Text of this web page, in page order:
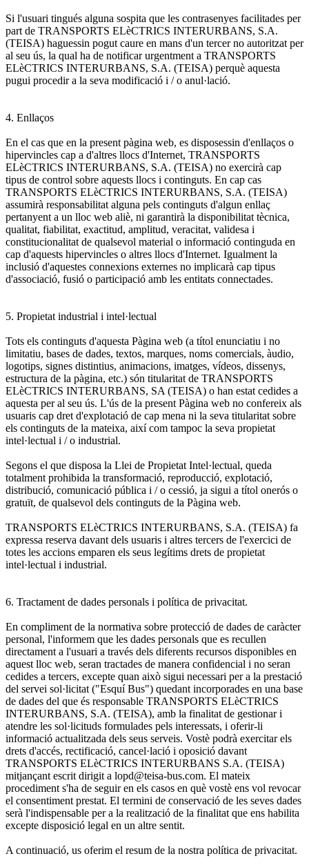
Si l'usuari tingués alguna sospita que les contrasenyes facilitades per
part de TRANSPORTS ELèCTRICS INTERURBANS, S.A.
(TEISA) haguessin pogut caure en mans d'un tercer no autoritzat per
al seu ús, la qual ha de notificar urgentment a TRANSPORTS
ELèCTRICS INTERURBANS, S.A. (TEISA) perquè aquesta
pugui procedir a la seva modificació i / o anul·lació.
4. Enllaços
En el cas que en la present pàgina web, es disposessin d'enllaços o
hipervincles cap a d'altres llocs d'Internet, TRANSPORTS
ELèCTRICS INTERURBANS, S.A. (TEISA) no exercirà cap
tipus de control sobre aquests llocs i continguts. En cap cas
TRANSPORTS ELèCTRICS INTERURBANS, S.A. (TEISA)
assumirà responsabilitat alguna pels continguts d'algun enllaç
pertanyent a un lloc web aliè, ni garantirà la disponibilitat tècnica,
qualitat, fiabilitat, exactitud, amplitud, veracitat, validesa i
constitucionalitat de qualsevol material o informació continguda en
cap d'aquests hipervincles o altres llocs d'Internet. Igualment la
inclusió d'aquestes connexions externes no implicarà cap tipus
d'associació, fusió o participació amb les entitats connectades.
5. Propietat industrial i intel·lectual
Tots els continguts d'aquesta Pàgina web (a títol enunciatiu i no
limitatiu, bases de dades, textos, marques, noms comercials, àudio,
logotips, signes distintius, animacions, imatges, vídeos, dissenys,
estructura de la pàgina, etc.) són titularitat de TRANSPORTS
ELèCTRICS INTERURBANS, SA (TEISA) o han estat cedides a
aquesta per al seu ús. L'ús de la present Pàgina web no confereix als
usuaris cap dret d'explotació de cap mena ni la seva titularitat sobre
els continguts de la mateixa, així com tampoc la seva propietat
intel·lectual i / o industrial.
Segons el que disposa la Llei de Propietat Intel·lectual, queda
totalment prohibida la transformació, reproducció, explotació,
distribució, comunicació pública i / o cessió, ja sigui a títol onerós o
gratuït, de qualsevol dels continguts de la Pàgina web.
TRANSPORTS ELèCTRICS INTERURBANS, S.A. (TEISA) fa
expressa reserva davant dels usuaris i altres tercers de l'exercici de
totes les accions emparen els seus legítims drets de propietat
intel·lectual i industrial.
6. Tractament de dades personals i política de privacitat.
En compliment de la normativa sobre protecció de dades de caràcter
personal, l'informem que les dades personals que es recullen
directament a l'usuari a través dels diferents recursos disponibles en
aquest lloc web, seran tractades de manera confidencial i no seran
cedides a tercers, excepte quan això sigui necessari per a la prestació
del servei sol·licitat ("Esquí Bus") quedant incorporades en una base
de dades del que és responsable TRANSPORTS ELèCTRICS
INTERURBANS, S.A. (TEISA), amb la finalitat de gestionar i
atendre les sol·licituds formulades pels interessats, i oferir-li
informació actualitzada dels seus serveis. Vostè podrà exercitar els
drets d'accés, rectificació, cancel·lació i oposició davant
TRANSPORTS ELèCTRICS INTERURBANS S.A. (TEISA)
mitjançant escrit dirigit a lopd@teisa-bus.com. El mateix
procediment s'ha de seguir en els casos en què vostè ens vol revocar
el consentiment prestat. El termini de conservació de les seves dades
serà l'indispensable per a la realització de la finalitat que ens habilita
excepte disposició legal en un altre sentit.
A continuació, us oferim el resum de la nostra política de privacitat.